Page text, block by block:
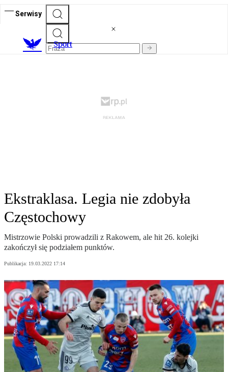
Serwisy
Sport
Ekstraklasa. Legia nie zdobyła
Częstochowy
Mistrzowie Polski prowadzili z Rakowem, ale hit 26. kolejki
zakończył się podziałem punktów.
Publikacja: 19.03.2022 17:14